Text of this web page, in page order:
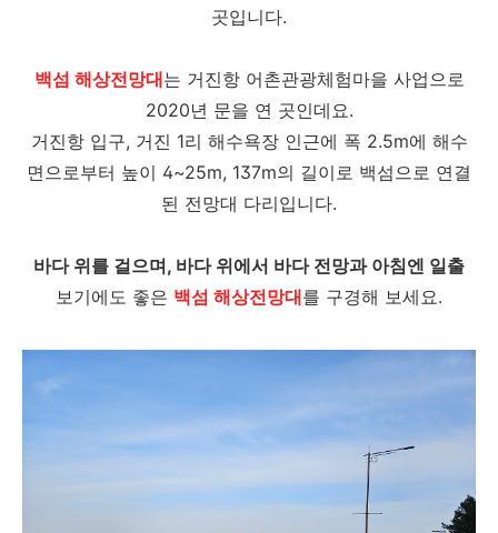
곳입니다.
백섬 해상전망대는 거진항 어촌관광체험마을 사업으로
2020년 문을 연 곳인데요.
거진항 입구, 거진 1리 해수욕장 인근에 폭 2.5m에 해수
면으로부터 높이 4~25m, 137m의 길이로 백섬으로 연결
된 전망대 다리입니다.
바다 위를 걸으며, 바다 위에서 바다 전망과 아침엔 일출
보기에도 좋은 백섬 해상전망대를 구경해 보세요.